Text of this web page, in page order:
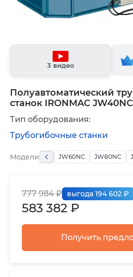
Полуавтоматический
станок IRONMAC JW40NC
3 видео
583 382 ₽
777 984 ₽ выгода 194 602 ₽
Получить
Модели JW60NC JW80NC
Тип оборудования:
Трубогибочные станки